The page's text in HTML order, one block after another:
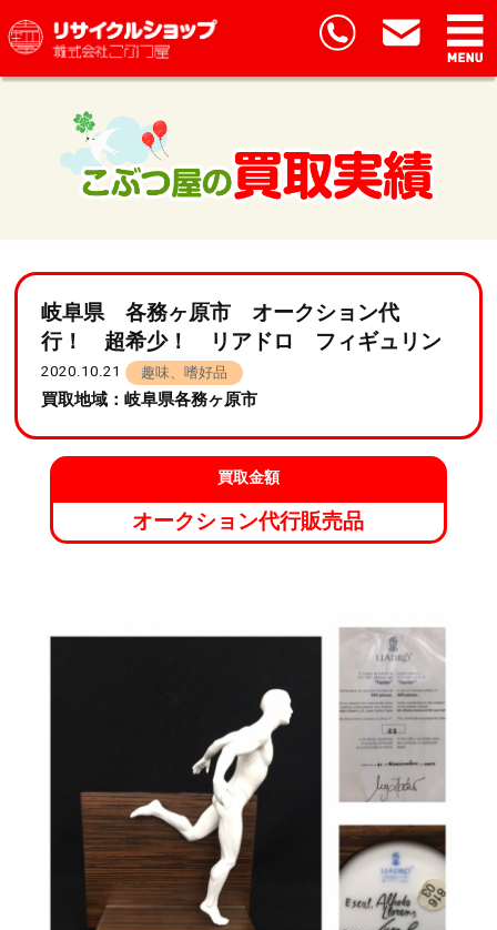
岐阜県 各務ヶ原市 オークション代
行！ 超希少！ リアドロ フィギュリン
2020.10.21 趣味、嗜好品
買取地域：岐阜県各務ヶ原市
買取金額
オークション代行販売品